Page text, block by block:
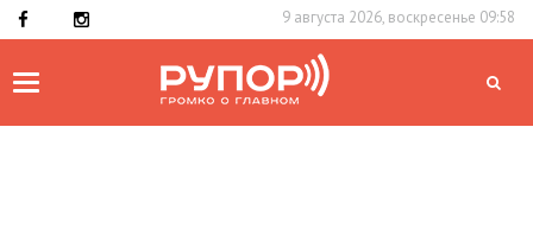
9 августа 2026, воскресенье 09:58
Toggle